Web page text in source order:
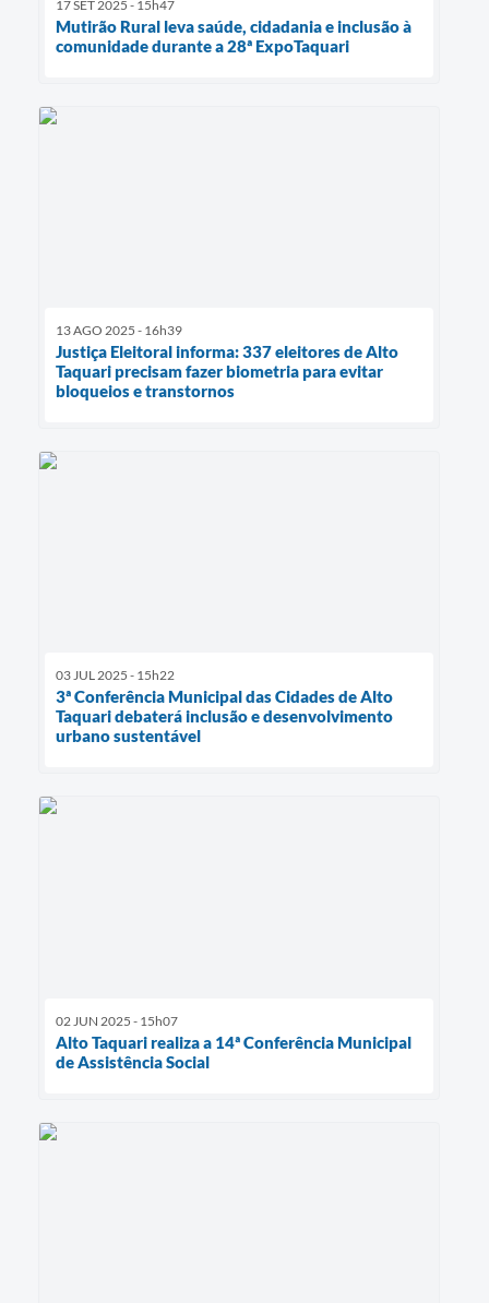
17 SET 2025 - 15h47
Mutirão Rural leva saúde, cidadania e inclusão à
comunidade durante a 28ª ExpoTaquari
13 AGO 2025 - 16h39
Justiça Eleitoral informa: 337 eleitores de Alto
Taquari precisam fazer biometria para evitar
bloqueios e transtornos
03 JUL 2025 - 15h22
3ª Conferência Municipal das Cidades de Alto
Taquari debaterá inclusão e desenvolvimento
urbano sustentável
02 JUN 2025 - 15h07
Alto Taquari realiza a 14ª Conferência Municipal
de Assistência Social